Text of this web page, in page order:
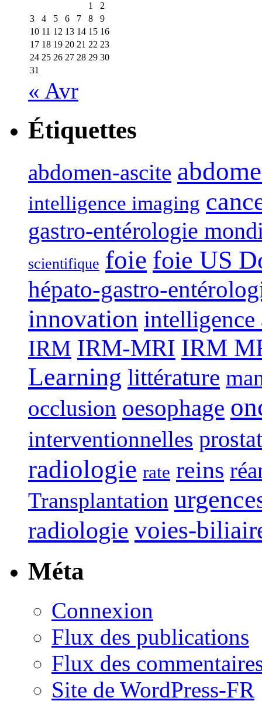
1
2
3
4 5 6 7 8
9
10 11 12 13 14 15 16
17 18 19 20 21 22 23
24 25 26 27 28 29 30
31
« Avr
Étiquettes
abdomen-ascite
intelligence imaging
gastro-entérologie
scientifique foie foie US
hépato-gastro-
innovation
IRM IRM-MRI IRM
Learning littérature
occlusion oesophage
interventionnelles
radiologie rate reins
Transplantation
radiologie voies-
Méta
Connexion
Flux des publications
Flux des
Site de WordPress-FR